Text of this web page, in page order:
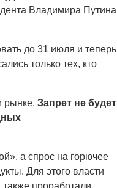
Владимира Путина
до 31 июля и теперь
только тех, кто
рынке. Запрет не будет
а спрос на горючее
Для этого власти
проработали